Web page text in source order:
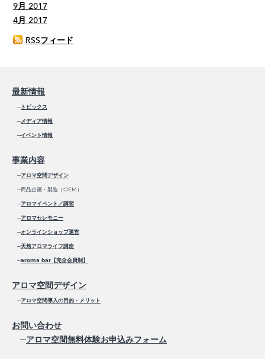
9月 2017
4月 2017
RSSフィード
最新情報
─トピックス
─メディア情報
─イベント情報
事業内容
─アロマ空間デザイン
─商品企画・製造（OEM）
─アロマイベント／講習
─アロマセレモニー
─オンラインショップ運営
─天然アロマライフ講座
─aroma bar【完全会員制】
アロマ空間デザイン
─アロマ空間導入の目的・メリット
お問い合わせ
─アロマ空間無料体験お申込みフォーム